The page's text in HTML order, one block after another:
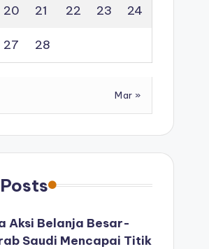
20 21 22 23 24
27 28
Mar »
Aksi Belanja Besar-
Saudi Mencapai Titik